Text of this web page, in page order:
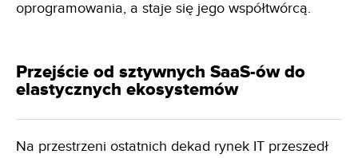
oprogramowania, a staje się jego współtwórcą.
Przejście od sztywnych SaaS-ów do
elastycznych ekosystemów
Na przestrzeni ostatnich dekad rynek IT przeszedł